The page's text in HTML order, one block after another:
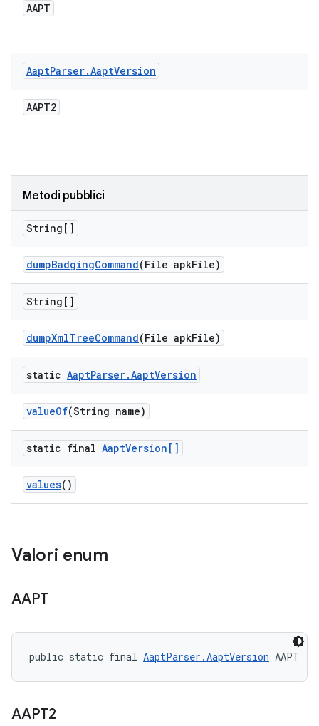
AAPT
AaptParser.AaptVersion
AAPT2
Metodi pubblici
String[]
dumpBadgingCommand(File apkFile)
String[]
dumpXmlTreeCommand(File apkFile)
static AaptParser.AaptVersion
valueOf(String name)
static final AaptVersion[]
values()
Valori enum
AAPT
public static final AaptParser.AaptVersion AAPT
AAPT2